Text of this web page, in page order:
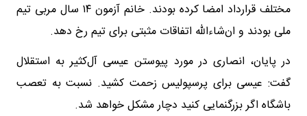
مختلف قرارداد امضا کرده بودند. خانم آزمون ۱۴ سال مربی تیم
ملی بودند و ان‌شاءالله اتفاقات مثبتی برای تیم رخ دهد.
در پایان، انصاری در مورد پیوستن عیسی آل‌کثیر به استقلال
گفت: عیسی برای پرسپولیس زحمت کشید. نسبت به تعصب
باشگاه اگر بزرگنمایی کنید دچار مشکل خواهد شد.